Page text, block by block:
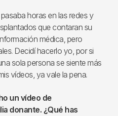
horas en las redes y
que contaran su
médica, pero
Decidí hacerlo yo, por si
sola persona se siente más
vídeos, ya vale la pena.
un vídeo de
donante. ¿Qué has